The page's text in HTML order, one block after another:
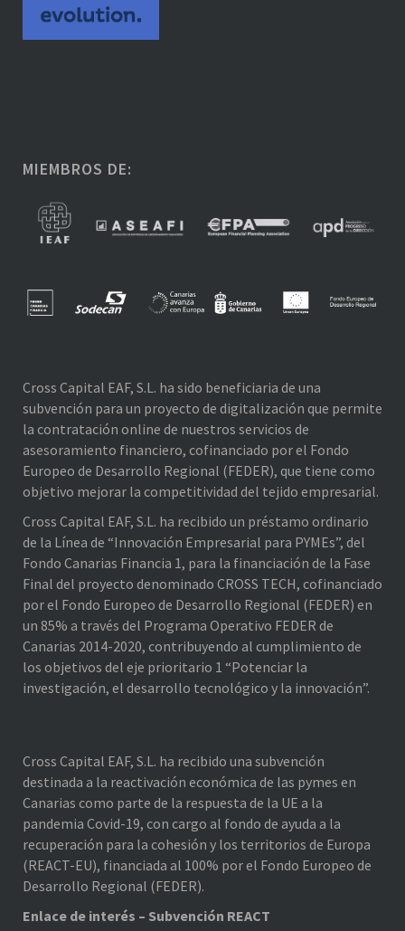
MIEMBROS DE:
Cross Capital EAF, S.L. ha sido beneficiaria de una
subvención para un proyecto de digitalización que permite
la contratación online de nuestros servicios de
asesoramiento financiero, cofinanciado por el Fondo
Europeo de Desarrollo Regional (FEDER), que tiene como
objetivo mejorar la competitividad del tejido empresarial.
Cross Capital EAF, S.L. ha recibido un préstamo ordinario
de la Línea de “Innovación Empresarial para PYMEs”, del
Fondo Canarias Financia 1, para la financiación de la Fase
Final del proyecto denominado CROSS TECH, cofinanciado
por el Fondo Europeo de Desarrollo Regional (FEDER) en
un 85% a través del Programa Operativo FEDER de
Canarias 2014-2020, contribuyendo al cumplimiento de
los objetivos del eje prioritario 1 “Potenciar la
investigación, el desarrollo tecnológico y la innovación”.
Cross Capital EAF, S.L. ha recibido una subvención
destinada a la reactivación económica de las pymes en
Canarias como parte de la respuesta de la UE a la
pandemia Covid-19, con cargo al fondo de ayuda a la
recuperación para la cohesión y los territorios de Europa
(REACT-EU), financiada al 100% por el Fondo Europeo de
Desarrollo Regional (FEDER).
Enlace de interés – Subvención REACT